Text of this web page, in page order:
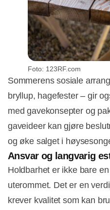
Foto: 123RF.com
Sommerens sosiale
bryllup, hagefester – gir
med gavekonsepter og
gaveideer kan gjøre
og øke salget i
Ansvar og langvarig
Holdbarhet er ikke bare
uterommet. Det er en
krever kvalitet som kan